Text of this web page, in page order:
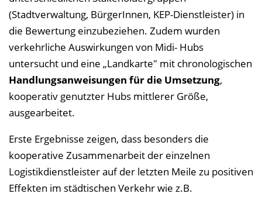
(Stadtverwaltung, BürgerInnen, KEP-Dienstleister) in
die Bewertung einzubeziehen. Zudem wurden
verkehrliche Auswirkungen von Midi- Hubs
untersucht und eine „Landkarte" mit chronologischen
Handlungsanweisungen für die Umsetzung,
kooperativ genutzter Hubs mittlerer Größe,
ausgearbeitet.
Erste Ergebnisse zeigen, dass besonders die
kooperative Zusammenarbeit der einzelnen
Logistikdienstleister auf der letzten Meile zu positiven
Effekten im städtischen Verkehr wie z.B.